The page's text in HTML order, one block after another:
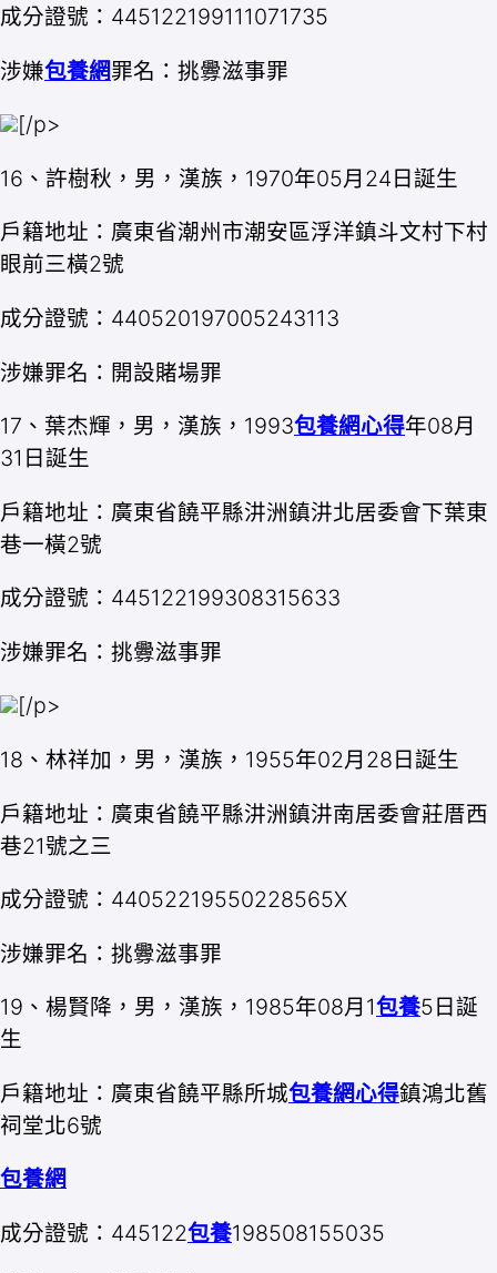
成分證號：445122199111071735
涉嫌包養網罪名：挑釁滋事罪
[/p>
16、許樹秋，男，漢族，1970年05月24日誕生
戶籍地址：廣東省潮州市潮安區浮洋鎮斗文村下村
眼前三橫2號
成分證號：440520197005243113
涉嫌罪名：開設賭場罪
17、葉杰輝，男，漢族，1993包養網心得年08月
31日誕生
戶籍地址：廣東省饒平縣汫洲鎮汫北居委會下葉東
巷一橫2號
成分證號：445122199308315633
涉嫌罪名：挑釁滋事罪
[/p>
18、林祥加，男，漢族，1955年02月28日誕生
戶籍地址：廣東省饒平縣汫洲鎮汫南居委會莊厝西
巷21號之三
成分證號：44052219550228565X
涉嫌罪名：挑釁滋事罪
19、楊賢降，男，漢族，1985年08月1包養5日誕
生
戶籍地址：廣東省饒平縣所城包養網心得鎮鴻北舊
祠堂北6號
包養網
成分證號：445122包養198508155035